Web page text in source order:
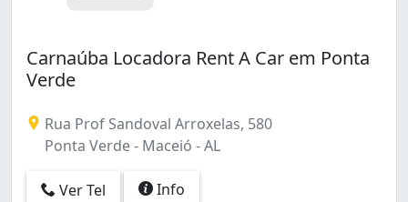
Carnaúba Locadora Rent A Car em Ponta
Verde
Rua Prof Sandoval Arroxelas, 580
Ponta Verde - Maceió - AL
Ver Tel Info